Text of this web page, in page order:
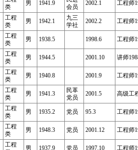
类
男 1941.9
会员
2002.1 工程师
工程
类
男 1942.1
九三
学社
2002.2 工程师
工程
类
男 1938.5 1998.6 工程师
工程
类
男 1944.5 2001.10 讲师
工程
类
男 1940.8 2001.9 工程师
工程
类
男 1941.3
民革
党员
2001.5 高级工
工程
类
男 1935.2 党员 95.3 工程师
工程
类
男 1948.3 党员 2001.12 工程师
工程
男 1937.9 党员 1997.10 工程师